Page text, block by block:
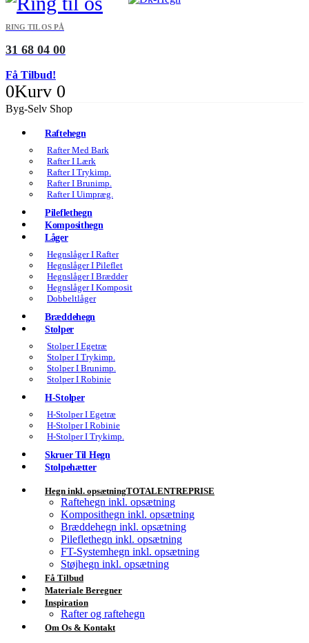
RING TIL OS PÅ
31 68 04 00
Få Tilbud!
0Kurv 0
Byg-Selv Shop
Raftehegn
Rafter Med Bark
Rafter I Lærk
Rafter I Trykimp.
Rafter I Brunimp.
Rafter I Uimpræg.
Pileflethegn
Komposithegn
Låger
Hegnslåger I Rafter
Hegnslåger I Pileflet
Hegnslåger I Brædder
Hegnslåger I Komposit
Dobbeltlåger
Bræddehegn
Stolper
Stolper I Egetræ
Stolper I Trykimp.
Stolper I Brunimp.
Stolper I Robinie
H-Stolper
H-Stolper I Egetræ
H-Stolper I Robinie
H-Stolper I Trykimp.
Skruer Til Hegn
Stolpehætter
Hegn inkl. opsætningTOTALENTREPRISE
Raftehegn inkl. opsætning
Komposithegn inkl. opsætning
Bræddehegn inkl. opsætning
Pileflethegn inkl. opsætning
FT-Systemhegn inkl. opsætning
Støjhegn inkl. opsætning
Få Tilbud
Materiale Beregner
Inspiration
Rafter og raftehegn
Om Os & Kontakt